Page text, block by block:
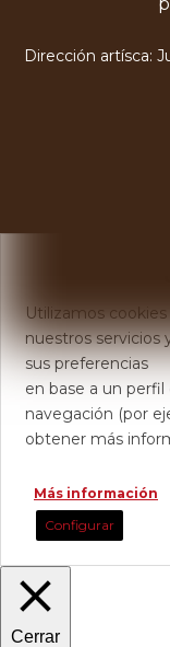
Dirección artísca:
Utilizamos
nuestros servicios
sus preferencias
en base a un
navegación (por
obtener más
Más información
Configurar
Cerrar